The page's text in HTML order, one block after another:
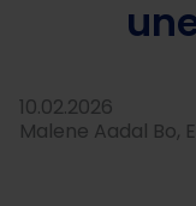
10.02.2026
Malene Aadal Bo,